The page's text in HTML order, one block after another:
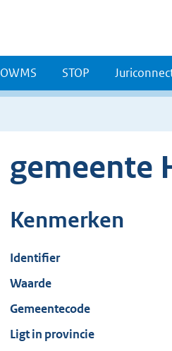
OWMS STOP
gemeente
Kenmerken
Identifier
Waarde
Gemeentecode
Ligt in provincie